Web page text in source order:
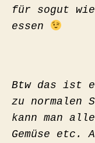
für sogut
essen
Btw das ist
zu normalen
kann man
Gemüse etc.